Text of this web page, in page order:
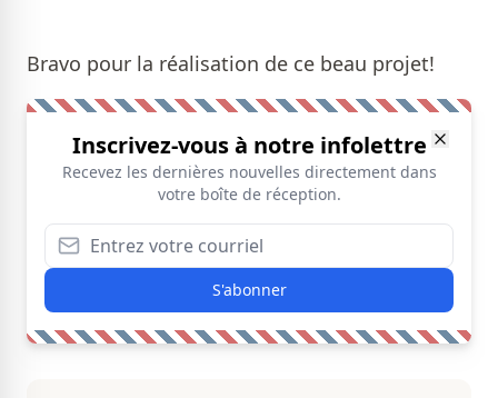
Bravo pour la réalisation de ce beau projet!
Inscrivez-vous à notre infolettre
Recevez les dernières nouvelles directement dans
votre boîte de réception.
S'abonner